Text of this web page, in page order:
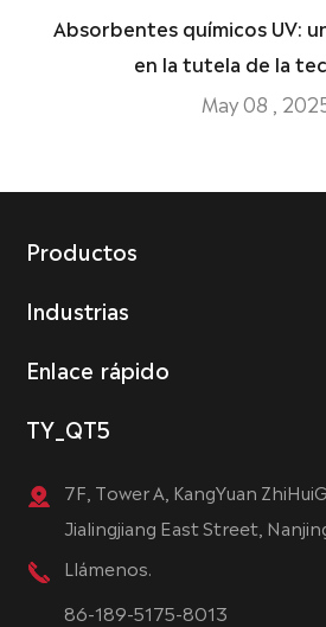
Absorbentes químicos UV:
en la tutela de la
May 08 ,
Productos
Industrias
Enlace rápido
TY_QT5
7F, Tower A, KangYuan
Jialingjiang East Street,
Llámenos.
86-189-5175-8013